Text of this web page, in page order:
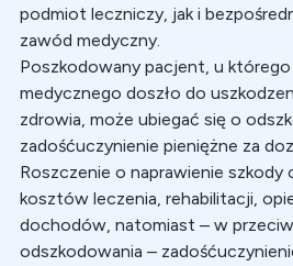
podmiot leczniczy, jak i
zawód medyczny.
Poszkodowany pacjent, u którego
medycznego doszło do
zdrowia, może ubiegać się o
zadośćuczynienie pieniężne za
Roszczenie o naprawienie
kosztów leczenia, rehabilitacji,
dochodów, natomiast – w
odszkodowania –